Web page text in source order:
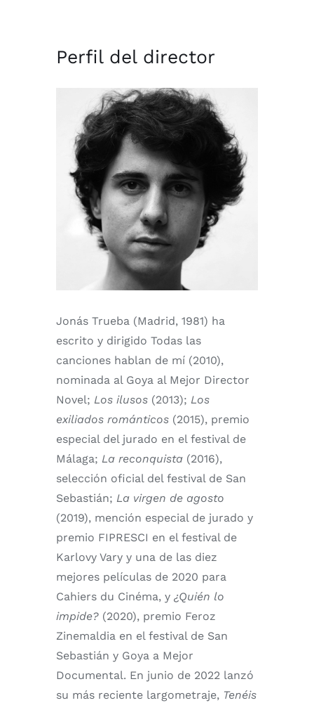
Perfil del director
Jonás Trueba (Madrid, 1981) ha
escrito y dirigido Todas las
canciones hablan de mí (2010),
nominada al Goya al Mejor Director
Novel; Los ilusos (2013); Los
exiliados románticos (2015), premio
especial del jurado en el festival de
Málaga; La reconquista (2016),
selección oficial del festival de San
Sebastián; La virgen de agosto
(2019), mención especial de jurado y
premio FIPRESCI en el festival de
Karlovy Vary y una de las diez
mejores películas de 2020 para
Cahiers du Cinéma, y ¿Quién lo
impide? (2020), premio Feroz
Zinemaldia en el festival de San
Sebastián y Goya a Mejor
Documental. En junio de 2022 lanzó
su más reciente largometraje, Tenéis